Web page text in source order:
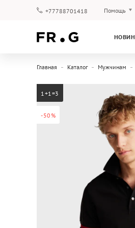
+77788701418 Помощь
Главная Каталог Мужчинам
-50%
1+1=3